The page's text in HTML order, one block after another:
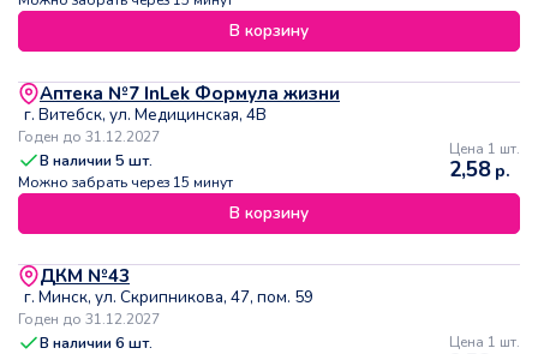
В корзину
Аптека №7 InLek Формула жизни
г. Витебск, ул. Медицинская, 4В
Годен до 31.12.2027
В наличии5 шт.
Можно забрать через 15 минут
Цена 1 шт.
2,58р.
В корзину
ДКМ №43
г. Минск, ул. Скрипникова, 47, пом. 59
Годен до 31.12.2027
В наличии6 шт.
Цена 1 шт.